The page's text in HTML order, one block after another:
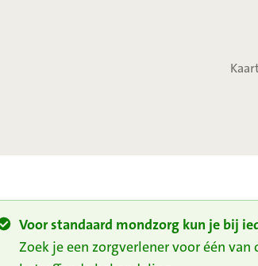
Voor standaard mondzorg kun je bij
Zoek je een zorgverlener voor één